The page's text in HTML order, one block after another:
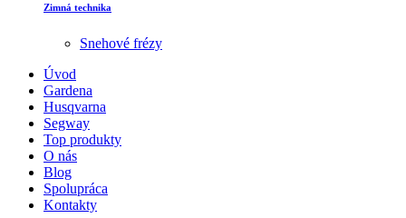
Zimná technika
Snehové frézy
Úvod
Gardena
Husqvarna
Segway
Top produkty
O nás
Blog
Spolupráca
Kontakty